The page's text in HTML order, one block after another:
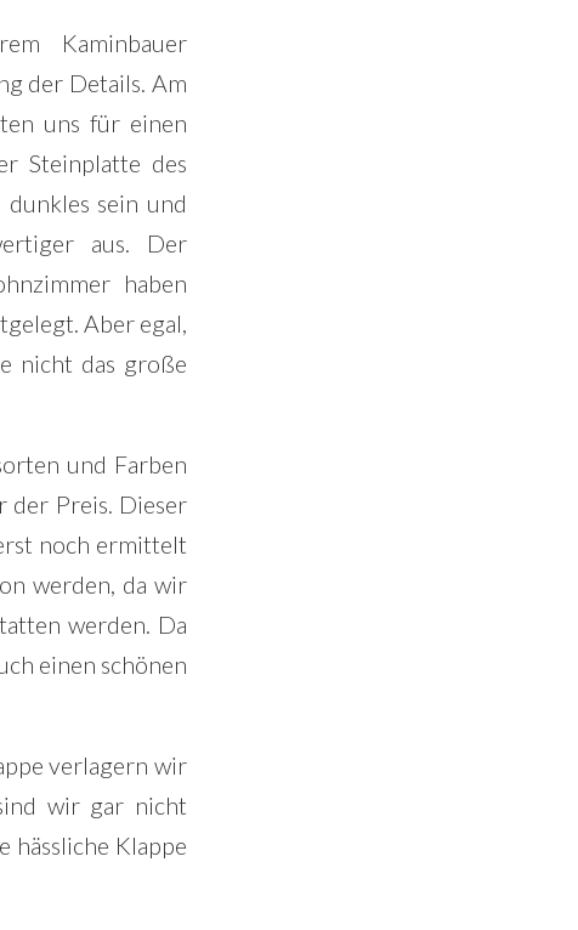
Kaminbauer
der Details. Am
uns für einen
Steinplatte des
sein und
aus. Der
haben
Aber egal,
nicht das große
und Farben
der Preis. Dieser
noch ermittelt
werden, da wir
werden. Da
einen schönen
verlagern wir
wir gar nicht
hässliche Klappe